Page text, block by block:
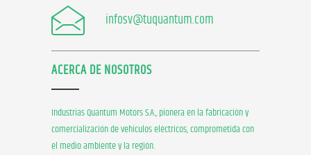
infosv@tuquantum.com
ACERCA DE NOSOTROS
Industrias Quantum Motors S.A., pionera en la fabricación y
comercialización de vehículos eléctricos, comprometida con
el medio ambiente y la región.